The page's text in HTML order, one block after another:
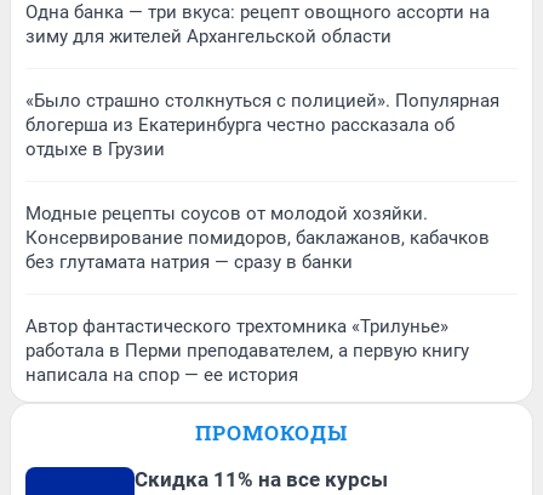
Одна банка — три вкуса: рецепт овощного ассорти на
зиму для жителей Архангельской области
«Было страшно столкнуться с полицией». Популярная
блогерша из Екатеринбурга честно рассказала об
отдыхе в Грузии
Модные рецепты соусов от молодой хозяйки.
Консервирование помидоров, баклажанов, кабачков
без глутамата натрия — сразу в банки
Автор фантастического трехтомника «Трилунье»
работала в Перми преподавателем, а первую книгу
написала на спор — ее история
ПРОМОКОДЫ
Скидка 11% на все курсы